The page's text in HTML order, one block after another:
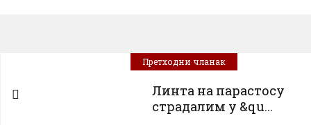
Претходни чланак
Линта на парастосу
страдалим у &qu...